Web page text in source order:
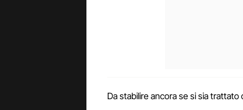
Da stabilire ancora se si sia trattato